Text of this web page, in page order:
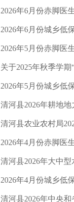
2026年6月份赤脚医
2026年6月份城乡低
2026年5月份赤脚医
关于2025年秋季学
2026年5月份城乡低
清河县2026年耕地
清河县农业农村局
2026年4月份赤脚医
清河县2026年大中
2026年4月份城乡低
清河县2026年中央